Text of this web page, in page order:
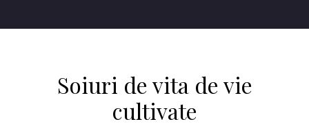
Soiuri de vita de vie
cultivate